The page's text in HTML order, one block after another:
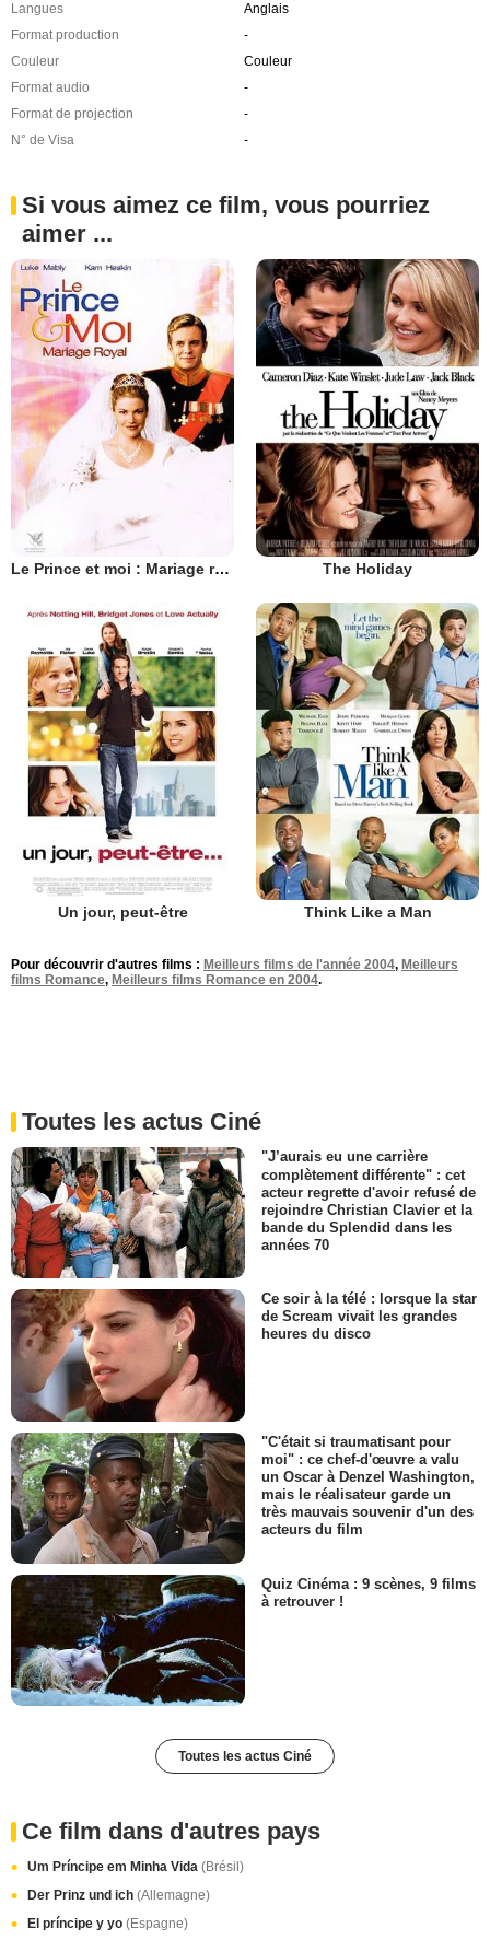
Langues
Anglais
Format production
-
Couleur
Couleur
Format audio
-
Format de projection
-
N° de Visa
-
Si vous aimez ce film, vous pourriez
aimer ...
Le Prince et moi : Mariage royal The Holiday
Un jour, peut-être Think Like a Man
Pour découvrir d'autres films : Meilleurs films de l'année 2004, Meilleurs
films Romance, Meilleurs films Romance en 2004.
Toutes les actus Ciné
"J’aurais eu une carrière
complètement différente" : cet
acteur regrette d'avoir refusé de
rejoindre Christian Clavier et la
bande du Splendid dans les
années 70
Ce soir à la télé : lorsque la star
de Scream vivait les grandes
heures du disco
"C'était si traumatisant pour
moi" : ce chef-d'œuvre a valu
un Oscar à Denzel Washington,
mais le réalisateur garde un
très mauvais souvenir d'un des
acteurs du film
Quiz Cinéma : 9 scènes, 9 films
à retrouver !
Toutes les actus Ciné
Ce film dans d'autres pays
Um Príncipe em Minha Vida (Brésil)
Der Prinz und ich (Allemagne)
El príncipe y yo (Espagne)